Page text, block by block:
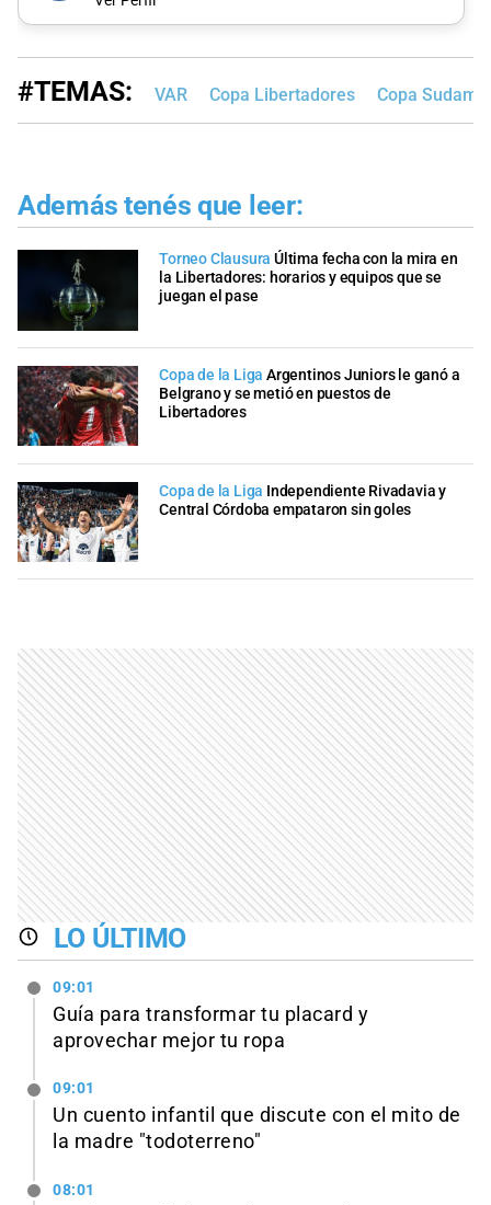
#TEMAS: VAR Copa Libertadores Copa
Además tenés que leer:
Torneo Clausura Última fecha con la mira en
la Libertadores: horarios y equipos que se
juegan el pase
Copa de la Liga Argentinos Juniors le ganó a
Belgrano y se metió en puestos de
Libertadores
Copa de la Liga Independiente Rivadavia y
Central Córdoba empataron sin goles
LO ÚLTIMO
09:01
Guía para transformar tu placard y
aprovechar mejor tu ropa
09:01
Un cuento infantil que discute con el mito de
la madre "todoterreno"
08:01